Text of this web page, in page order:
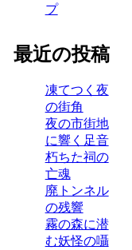
プ
最近の投稿
凍てつく夜
の街角
夜の市街地
に響く足音
朽ちた祠の
亡魂
廃トンネル
の残響
霧の森に潜
む妖怪の囁